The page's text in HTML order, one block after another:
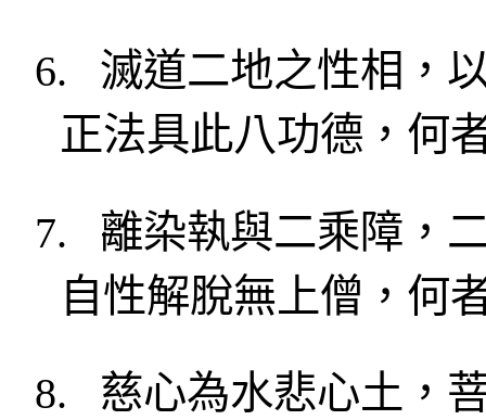
6.
滅道二地之性相 ，
正法具此八功德，何
7.
離染執與二乘障 ，
自性解脫無上僧 ，何
8.
慈心為水悲心土，